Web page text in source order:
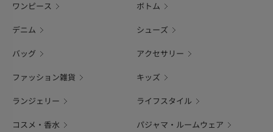
ワンピース ボトム
デニム シューズ
バッグ アクセサリー
ファッション雑貨 キッズ
ランジェリー ライフスタイル
コスメ・香水 パジャマ・ルームウェア